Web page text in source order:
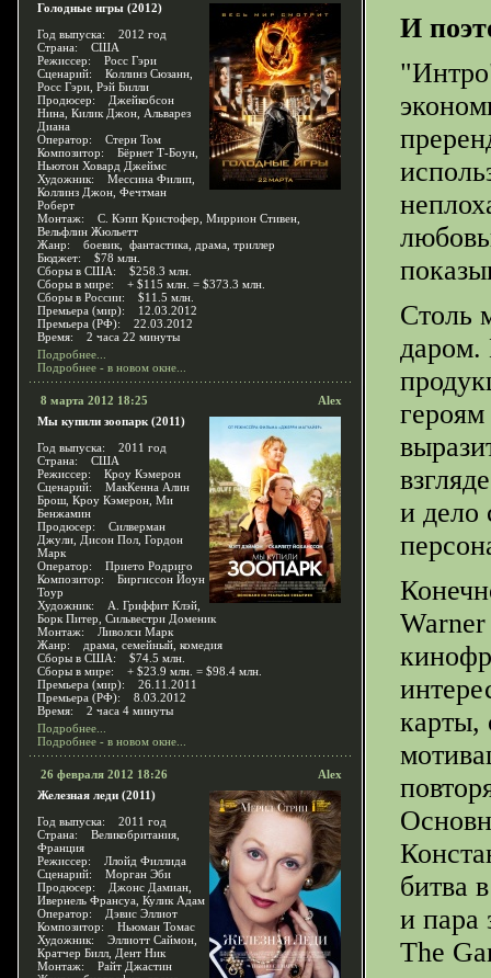
Голодные игры (2012)
Год выпуска: 2012 год
Страна: США
Режиссер: Росс Гэри
Сценарий: Коллинз Сюзанн,
Росс Гэри, Рэй Билли
Продюсер: Джейкобсон
Нина, Килик Джон, Альварез
Диана
Оператор: Стерн Том
Композитор: Бёрнет Т-Боун,
Ньютон Ховард Джеймс
Художник: Мессина Филип,
Коллинз Джон, Фечтман
Роберт
Монтаж: С. Кэпп Кристофер, Миррион Стивен,
Вельфлин Жюльетт
Жанр: боевик, фантастика, драма, триллер
Бюджет: $78 млн.
Сборы в США: $258.3 млн.
Сборы в мире: + $115 млн. = $373.3 млн.
Сборы в России: $11.5 млн.
Премьера (мир): 12.03.2012
Премьера (РФ): 22.03.2012
Время: 2 часа 22 минуты
Подробнее...
Подробнее - в новом окне...
8 марта 2012 18:25
Alex
Мы купили зоопарк (2011)
Год выпуска: 2011 год
Страна: США
Режиссер: Кроу Кэмерон
Сценарий: МакКенна Алин
Брош, Кроу Кэмерон, Ми
Бенжамин
Продюсер: Силверман
Джули, Дисон Пол, Гордон
Марк
Оператор: Прието Родриго
Композитор: Биргиссон Йоун
Тоур
Художник: А. Гриффит Клэй,
Борк Питер, Сильвестри Доменик
Монтаж: Ливолси Марк
Жанр: драма, семейный, комедия
Сборы в США: $74.5 млн.
Сборы в мире: + $23.9 млн. = $98.4 млн.
Премьера (мир): 26.11.2011
Премьера (РФ): 8.03.2012
Время: 2 часа 4 минуты
Подробнее...
Подробнее - в новом окне...
26 февраля 2012 18:26
Alex
Железная леди (2011)
Год выпуска: 2011 год
Страна: Великобритания,
Франция
Режиссер: Ллойд Филлида
Сценарий: Морган Эби
Продюсер: Джонс Дамиан,
Ивернель Франсуа, Кулик Адам
Оператор: Дэвис Эллиот
Композитор: Ньюман Томас
Художник: Эллиотт Саймон,
Кратчер Билл, Дент Ник
Монтаж: Райт Джастин
И
Столь
даром.
героям
и дело
карты,
битва
и пара
The